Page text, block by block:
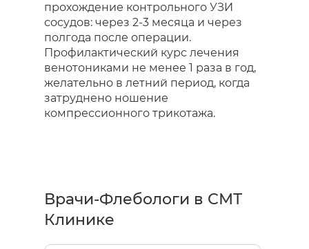
прохождение контрольного УЗИ
сосудов: через 2-3 месяца и через
полгода после операции.
Профилактический курс лечения
венотониками не менее 1 раза в год,
желательно в летний период, когда
затруднено ношение
компрессионного трикотажа.
Врачи-Флебологи в СМТ
Клинике